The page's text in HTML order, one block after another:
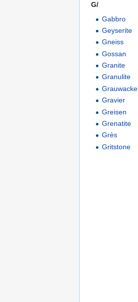
G/
Gabbro
Geyserite
Gneiss
Gossan
Granite
Granulite
Grauwacke
Gravier
Greisen
Grenatite
Grès
Gritstone